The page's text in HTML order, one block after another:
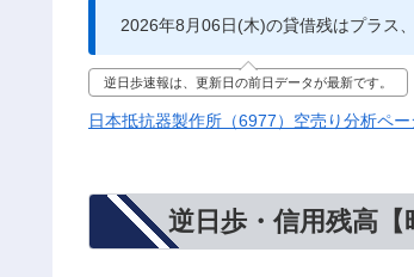
2026年8月06日(木)の貸借残はプラス、
逆日歩速報は、更新日の前日データが最新です。
日本抵抗器製作所（6977）空売り分析ペー
逆日歩・信用残高【